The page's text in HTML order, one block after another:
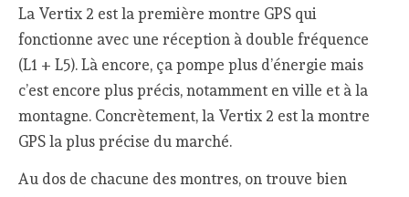
La Vertix 2 est la première montre GPS qui
fonctionne avec une réception à double fréquence
(L1 + L5). Là encore, ça pompe plus d’énergie mais
c’est encore plus précis, notamment en ville et à la
montagne. Concrètement, la Vertix 2 est la montre
GPS la plus précise du marché.
Au dos de chacune des montres, on trouve bien